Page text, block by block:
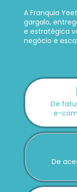
A Franquia
gargalo,
e estratégica
negócio e
De
e-
De